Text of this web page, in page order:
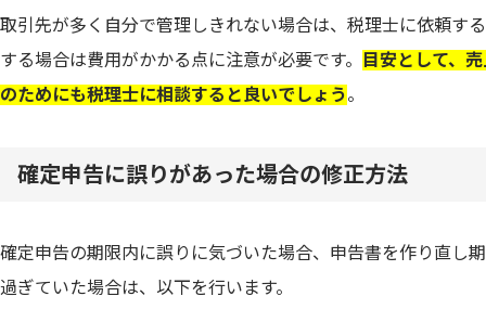
取引先が多く自分で管理しきれない場合は、税理士に依頼す
する場合は費用がかかる点に注意が必要です。
目安として、
のためにも税理士に相談すると良いでしょう 。
確定申告に誤りがあった場合の修正方法
確定申告の期限内に誤りに気づいた場合、申告書を作り直し
過ぎていた場合は、以下を行います。